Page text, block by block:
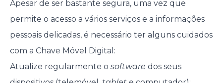
Apesar de ser bastante segura, uma vez que
permite o acesso a vários serviços e a informações
pessoais delicadas, é necessário ter alguns cuidados
com a Chave Móvel Digital:
Atualize regularmente o software dos seus